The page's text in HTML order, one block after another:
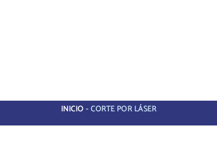
INICIO-CORTE POR LÁSER